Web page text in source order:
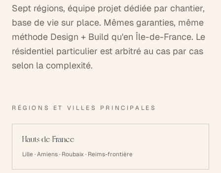
Sept régions, équipe projet dédiée par chantier,
base de vie sur place. Mêmes garanties, même
méthode Design + Build qu'en Île-de-France. Le
résidentiel particulier est arbitré au cas par cas
selon la complexité.
RÉGIONS ET VILLES PRINCIPALES
Hauts-de-France
Lille · Amiens · Roubaix · Reims-frontière